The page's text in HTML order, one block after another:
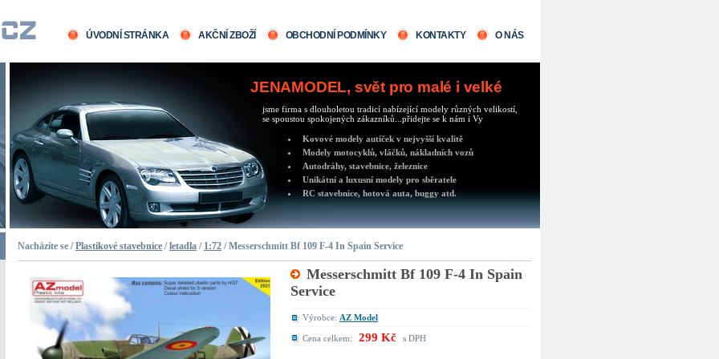
ÚVODNÍ STRÁNKA AKČNÍ ZBOŽÍ OBCHODNÍ PODMÍNKY KONTAKTY O NÁS
JENAMODEL, svět pro malé i velké
jsme firma s dlouholetou tradicí nabízející modely různých velikostí,
se spoustou spokojených zákazníků...přidejte se k nám i Vy
Kovové modely autíček v nejvyšší kvalitě
Modely motocyklů, vláčků, nákladních vozů
Autodráhy, stavebnice, železnice
Unikátní a luxusní modely pro sběratele
RC stavebnice, hotová auta, buggy atd.
Nacházíte se /Plastikové stavebnice /letadla / 1:72 / Messerschmitt Bf 109 F-4 In Spain Service
Messerschmitt Bf 109 F-4 In Spain
Service
Výrobce: AZ Model
Cena celkem: 299 Kč s DPH